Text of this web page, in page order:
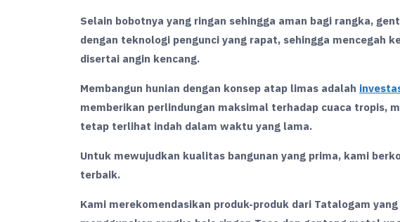
Selain bobotnya yang ringan sehingga aman bagi rangka,
dengan teknologi pengunci yang rapat, sehingga mencegah
disertai angin kencang.
Membangun hunian dengan konsep atap limas adalah
memberikan perlindungan maksimal terhadap cuaca tropis,
tetap terlihat indah dalam waktu yang lama.
Untuk mewujudkan kualitas bangunan yang prima, kami
terbaik.
Kami merekomendasikan produk-produk dari Tatalogam